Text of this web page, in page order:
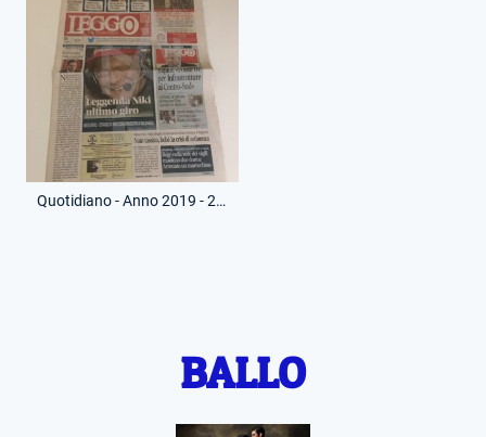
Quotidiano - Anno 2019 - 22 Maggio 2019 - Leggo - Morte Niki Lauda
BALLO